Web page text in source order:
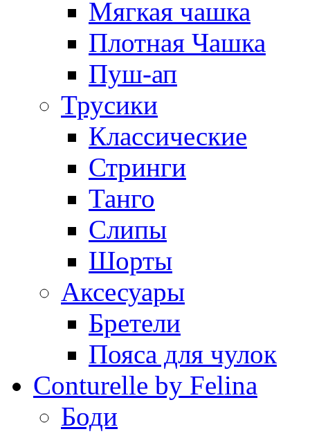
Мягкая чашка
Плотная Чашка
Пуш-ап
Трусики
Классические
Стринги
Танго
Слипы
Шорты
Аксесуары
Бретели
Пояса для чулок
Conturelle by Felina
Боди